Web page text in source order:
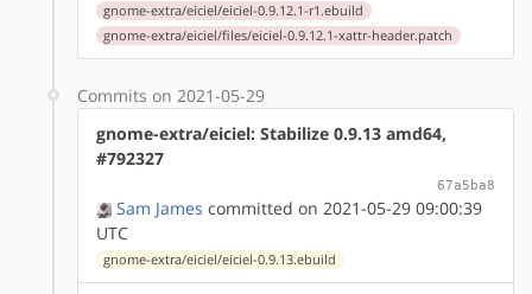
gnome-extra/eiciel/eiciel-0.9.12.1-r1.ebuild
gnome-extra/eiciel/files/eiciel-0.9.12.1-xattr-header.patch
Commits on 2021-05-29
gnome-extra/eiciel: Stabilize 0.9.13 amd64,
#792327
67a5ba8
Sam James committed on 2021-05-29 09:00:39
UTC
gnome-extra/eiciel/eiciel-0.9.13.ebuild